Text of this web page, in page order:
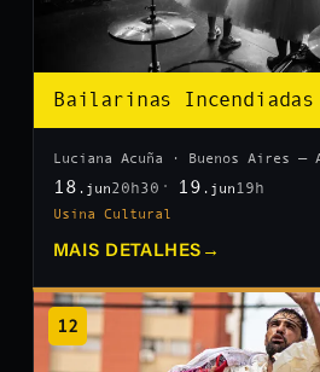
Bailarinas Incendiadas
Luciana Acuña · Buenos Aires —
18 .jun20h30 19 .jun 19h
Usina Cultural
MAIS DETALHES →
12